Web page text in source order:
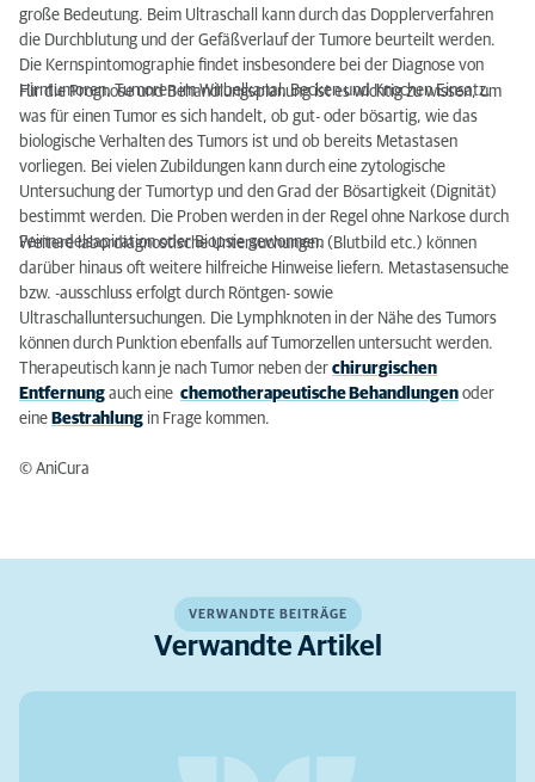
große Bedeutung. Beim Ultraschall kann durch das Dopplerverfahren
die Durchblutung und der Gefäßverlauf der Tumore beurteilt werden.
Die Kernspintomographie findet insbesondere bei der Diagnose von
Hirntumoren, Tumoren im Wirbelkanal, Becken und Knochen Einsatz.
Für die Prognose und Behandlungsplanung ist es wichtig zu wissen, um
was für einen Tumor es sich handelt, ob gut- oder bösartig, wie das
biologische Verhalten des Tumors ist und ob bereits Metastasen
vorliegen. Bei vielen Zubildungen kann durch eine zytologische
Untersuchung der Tumortyp und den Grad der Bösartigkeit (Dignität)
bestimmt werden. Die Proben werden in der Regel ohne Narkose durch
Feinnadelsapiration oder Biopsie gewonnen.
Weitere labordiagnostische Untersuchungen (Blutbild etc.) können
darüber hinaus oft weitere hilfreiche Hinweise liefern. Metastasensuche
bzw. -ausschluss erfolgt durch Röntgen- sowie
Ultraschalluntersuchungen. Die Lymphknoten in der Nähe des Tumors
können durch Punktion ebenfalls auf Tumorzellen untersucht werden.
Therapeutisch kann je nach Tumor neben der chirurgischen
Entfernung auch eine chemotherapeutische Behandlungen oder
eine Bestrahlung in Frage kommen.
© AniCura
VERWANDTE BEITRÄGE
Verwandte Artikel